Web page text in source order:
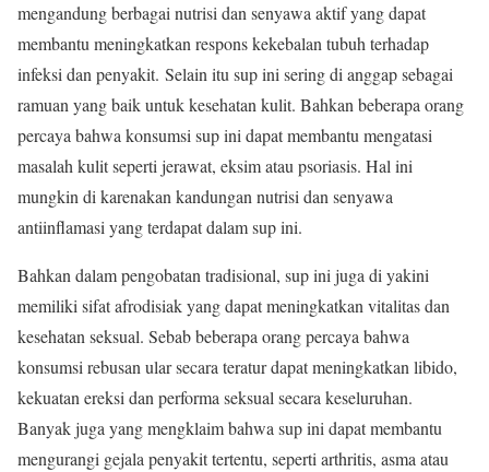
mengandung berbagai nutrisi dan senyawa aktif yang dapat
membantu meningkatkan respons kekebalan tubuh terhadap
infeksi dan penyakit. Selain itu sup ini sering di anggap sebagai
ramuan yang baik untuk kesehatan kulit. Bahkan beberapa orang
percaya bahwa konsumsi sup ini dapat membantu mengatasi
masalah kulit seperti jerawat, eksim atau psoriasis. Hal ini
mungkin di karenakan kandungan nutrisi dan senyawa
antiinflamasi yang terdapat dalam sup ini.
Bahkan dalam pengobatan tradisional, sup ini juga di yakini
memiliki sifat afrodisiak yang dapat meningkatkan vitalitas dan
kesehatan seksual. Sebab beberapa orang percaya bahwa
konsumsi rebusan ular secara teratur dapat meningkatkan libido,
kekuatan ereksi dan performa seksual secara keseluruhan.
Banyak juga yang mengklaim bahwa sup ini dapat membantu
mengurangi gejala penyakit tertentu, seperti arthritis, asma atau